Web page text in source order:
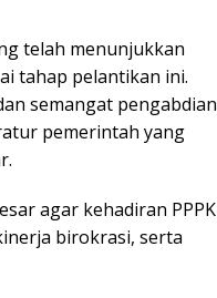
telah menunjukkan
tahap pelantikan ini.
semangat pengabdian
pemerintah yang
agar kehadiran PPPK
birokrasi, serta